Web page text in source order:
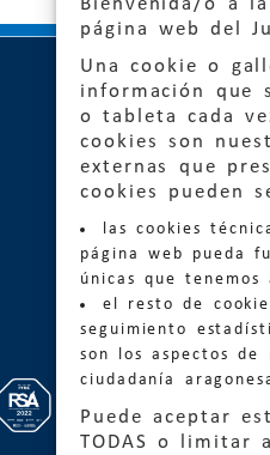
Bienvenida/o a
página web del
Una cookie o
información que
o tableta cada
cookies son
externas que
cookies pueden
las cookies
página web pueda
únicas que
el resto de
seguimiento
son los aspectos
ciudadanía
Puede aceptar
TODAS o limitar
Quejas: